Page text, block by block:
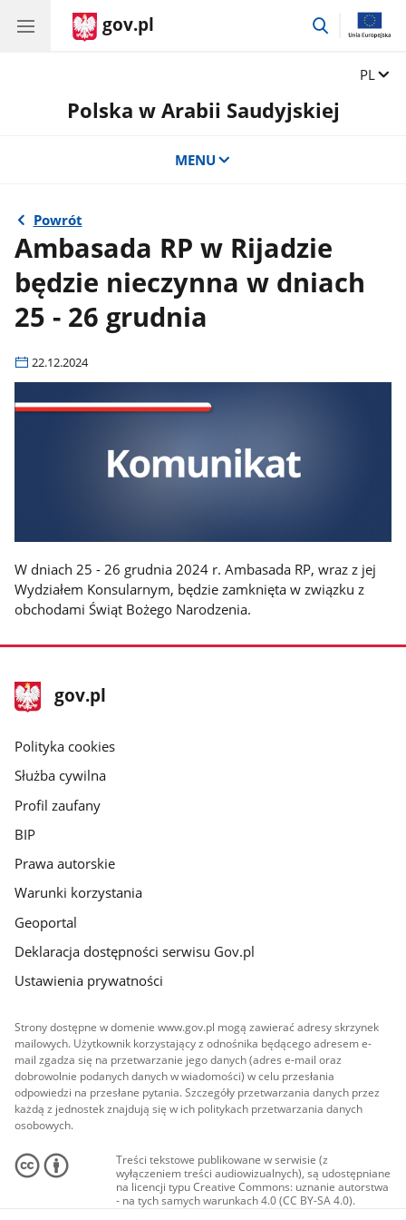
gov.pl
przejdź
Zmień
PL
Polska w Arabii Saudyjskiej
MENU
Powrót
Ambasada RP w Rijadzie
będzie nieczynna w dniach
25 - 26 grudnia
22.12.2024
W dniach 25 - 26 grudnia 2024 r. Ambasada RP, wraz z jej
Wydziałem Konsularnym, będzie zamknięta w związku z
obchodami Świąt Bożego Narodzenia.
stopka
gov.pl
Strona
gov.pl
gov.pl
Polityka cookies
Służba cywilna
Profil zaufany
BIP
Prawa autorskie
Warunki korzystania
Geoportal
Deklaracja dostępności serwisu Gov.pl
Ustawienia prywatności
Strony dostępne w domenie www.gov.pl mogą zawierać adresy skrzynek
mailowych. Użytkownik korzystający z odnośnika będącego adresem e-
mail zgadza się na przetwarzanie jego danych (adres e-mail oraz
dobrowolnie podanych danych w wiadomości) w celu przesłania
odpowiedzi na przesłane pytania. Szczegóły przetwarzania danych przez
każdą z jednostek znajdują się w ich politykach przetwarzania danych
osobowych.
Treści tekstowe publikowane w serwisie (z
wyłączeniem treści audiowizualnych), są udostępniane
na licencji typu Creative Commons: uznanie autorstwa
- na tych samych warunkach 4.0 (CC BY-SA 4.0).
Materiały audiowizualne, w tym zdjęcia, materiały